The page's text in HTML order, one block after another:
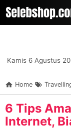
-->
Kamis 6 Agustus
Home
6 Tips
Internet,